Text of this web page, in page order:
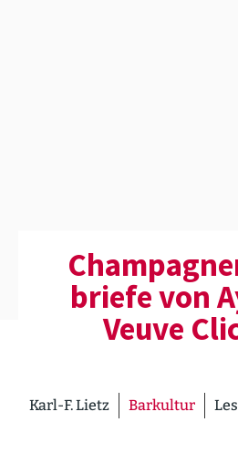
briefe von
Veuve
Karl-F. Lietz Barkultur